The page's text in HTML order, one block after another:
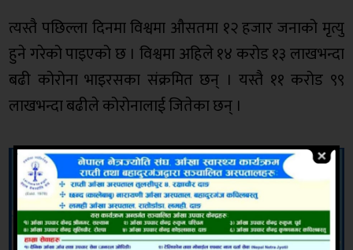
त्यस्तै पछिल्ला दिनमा विश्वमा औसतमा १२ हजार जनाको मृत्यु
हुने गरेको पाइएको छ । विश्वमा अहिले १४ करोड १३ लाखभन्दा
बढी कोरोना भाइरसका संक्रमित छन् । यस्तै ११ करोड ९९
लाखभन्दा बढीले कोरोनालाई जितेका छन् ।